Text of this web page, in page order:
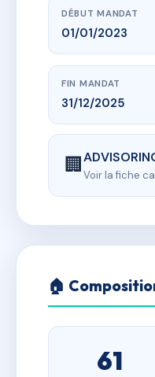
DÉBUT MANDAT
01/01/2023
FIN MANDAT
31/12/2025
🏢Voir la fiche
🏠
61